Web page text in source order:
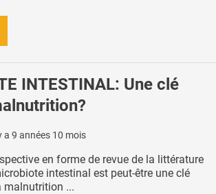
INTESTINAL: Une clé
a 9 années 10 mois
en forme de revue de la littérature
intestinal est peut-être une clé
malnutrition ...